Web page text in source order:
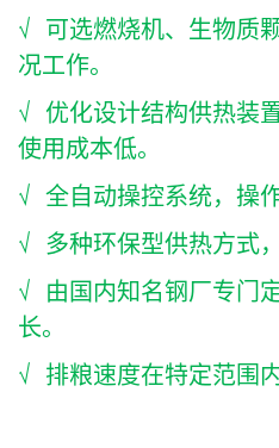
√ 可选燃烧机、生物质
况工作。
√ 优化设计结构供热装
使用成本低。
√ 全自动操控系统，操
√ 多种环保型供热方式
√ 由国内知名钢厂专门
长。
√ 排粮速度在特定范围